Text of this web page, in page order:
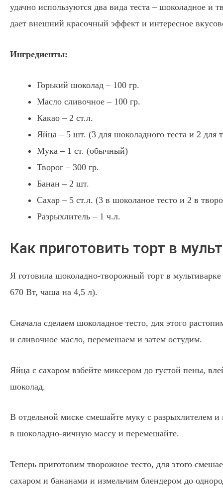
удачно используются два вида теста – шоколадное и
дает внешний красочный эффект и интересное
Ингредиенты:
Горький шоколад – 100 гр.
Масло сливочное – 100 гр.
Какао – 2 ст.л.
Яйца – 5 шт. (3 для шоколадного теста и 2 для
Мука – 1 ст. (обычный)
Творог – 300 гр.
Банан – 2 шт.
Сахар – 5 ст.л. (3 в шоколаное тесто и 2 в
Разрыхлитель – 1 ч.л.
Как приготовить торт в
Я готовила шоколадно-творожный торт в
670 Вт, чаша на 4,5 л).
Сначала сделаем шоколадное тесто, для этого
и сливочное масло, перемешаем и затем остудим.
Яйца с сахаром взбейте миксером до густой пены,
шоколад.
В отдельной миске смешайте муку с разрыхлителем
в шоколадно-яичную массу и перемешайте.
Теперь приготовим творожное тесто, для этого
сахаром и бананами и измельчим блендером до